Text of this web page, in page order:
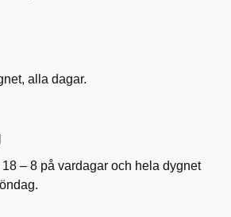
alla dagar.
– 8 på vardagar och hela dygnet